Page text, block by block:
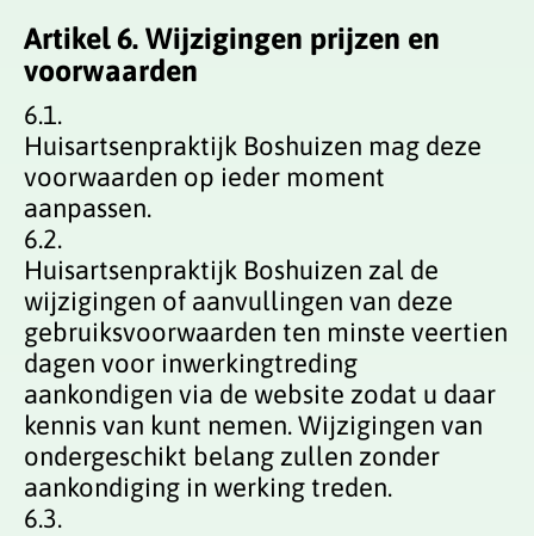
Artikel 6. Wijzigingen prijzen en
voorwaarden
6.1.
Huisartsenpraktijk Boshuizen mag deze
voorwaarden op ieder moment
aanpassen.
6.2.
Huisartsenpraktijk Boshuizen zal de
wijzigingen of aanvullingen van deze
gebruiksvoorwaarden ten minste veertien
dagen voor inwerkingtreding
aankondigen via de website zodat u daar
kennis van kunt nemen. Wijzigingen van
ondergeschikt belang zullen zonder
aankondiging in werking treden.
6.3.